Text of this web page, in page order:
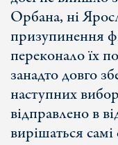
Орбана, ні
призупинення
переконало їх
занадто довго
наступних
відправлено в
вирішаться